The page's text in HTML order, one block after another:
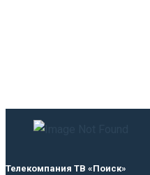
Телекомпания ТВ «Поиск»